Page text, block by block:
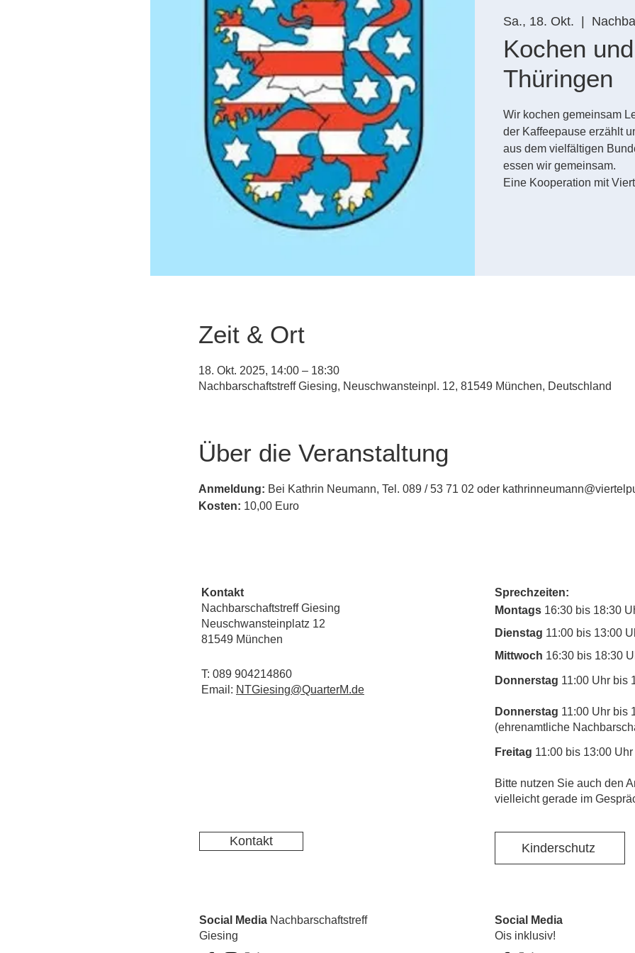
Sa., 18. Okt.
Kochen
Thüringen
Wir kochen gemeinsam
der Kaffeepause erzählt
aus dem vielfältigen
essen wir gemeinsam.
Eine Kooperation mit
Zeit & Ort
18. Okt. 2025, 14:00 – 18:30
Nachbarschaftstreff Giesing, Neuschwansteinpl. 12, 81549 München, Deutschland
Über die Veranstaltung
Anmeldung: Bei Kathrin Neumann, Tel. 089 / 53 71 02 oder
Kosten: 10,00 Euro
Kontakt
Nachbarschaftstreff Giesing
Neuschwansteinplatz 12
81549 München
T: 089 904214860
Email: NTGiesing@QuarterM.de
Kontakt
Sprechzeiten:
Montags 16:30 bis 18:30
Dienstag 11:00 bis 13:00
Mittwoch 16:30 bis 18:30
Donnerstag 11:00 Uhr bis
Donnerstag 11:00 Uhr bis
(ehrenamtliche
Freitag 11:00 bis 13:00 Uhr
​Bitte nutzen Sie auch den
vielleicht gerade im
Kinderschutz
Social Media Nachbarschaftstreff
Giesing
Social Media
Ois inklusiv!